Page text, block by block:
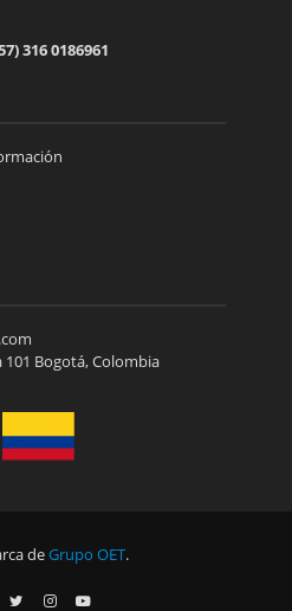
316 0186961
101 Bogotá, Colombia
deGrupo OET.